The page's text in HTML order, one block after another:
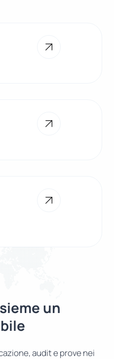
un
audit e prove nei